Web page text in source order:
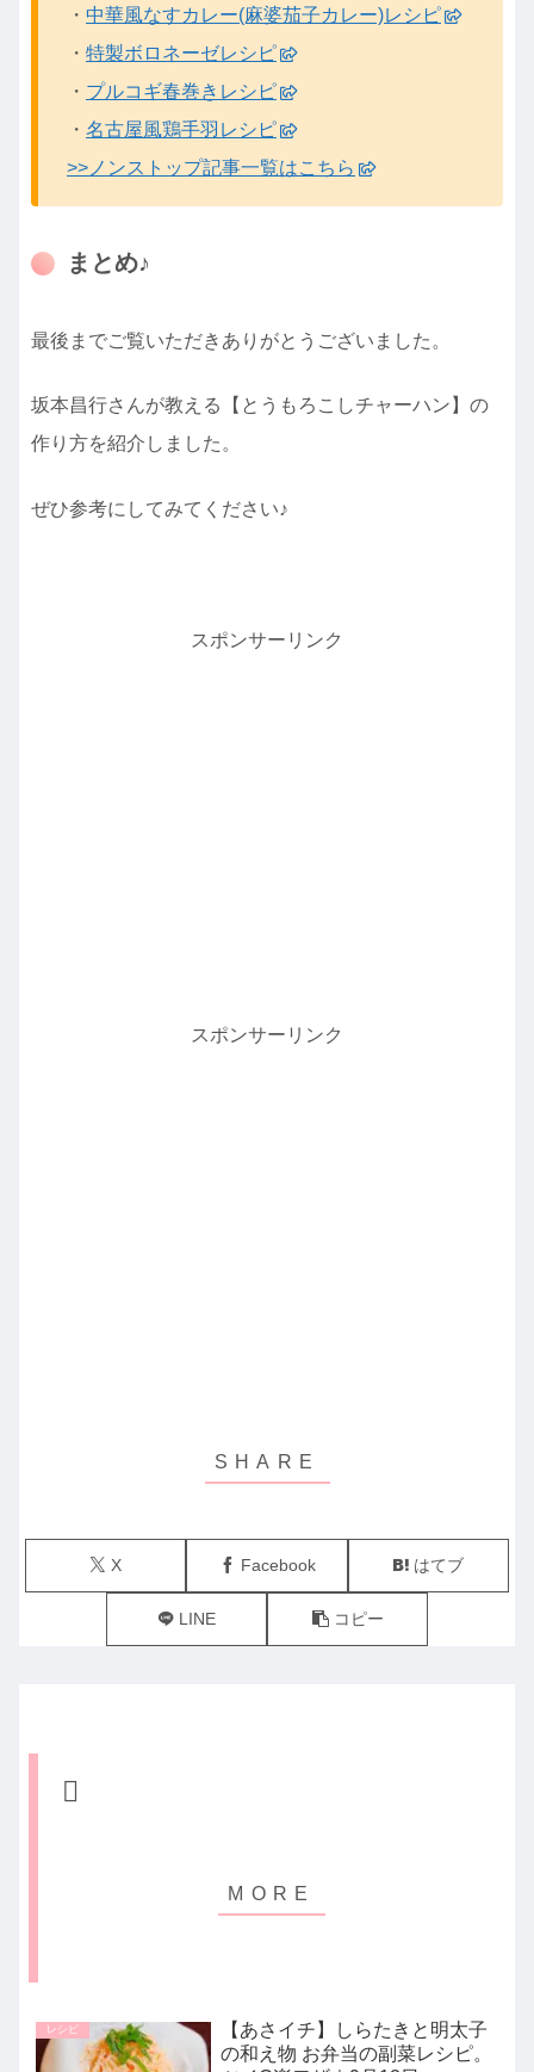
・ 中華風なすカレー(麻婆茄子カレー)レシピ
・ 特製ボロネーゼレシピ
・ プルコギ春巻きレシピ
・ 名古屋風鶏手羽レシピ
>>ノンストップ記事一覧はこちら
まとめ♪
最後までご覧いただきありがとうございました。
坂本昌行さんが教える【とうもろこしチャーハン】の
作り方を紹介しました。
ぜひ参考にしてみてください♪
スポンサーリンク
スポンサーリンク
X Facebook はてブ
LINE コピー
レシピ
【あさイチ】しらたきと明太子
の和え物 お弁当の副菜レシピ。